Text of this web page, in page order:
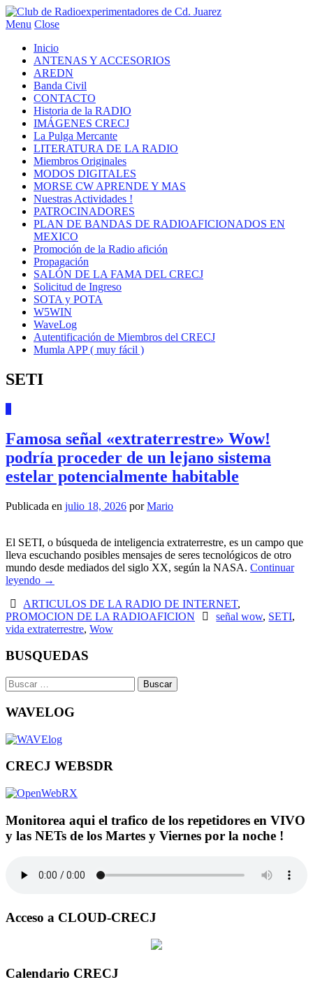
Menu Close
Inicio
ANTENAS Y ACCESORIOS
AREDN
Banda Civil
CONTACTO
Historia de la RADIO
IMÁGENES CRECJ
La Pulga Mercante
LITERATURA DE LA RADIO
Miembros Originales
MODOS DIGITALES
MORSE CW APRENDE Y MAS
Nuestras Actividades !
PATROCINADORES
PLAN DE BANDAS DE RADIOAFICIONADOS EN
MEXICO
Promoción de la Radio afición
Propagación
SALÓN DE LA FAMA DEL CRECJ
Solicitud de Ingreso
SOTA y POTA
W5WIN
WaveLog
Autentificación de Miembros del CRECJ
Mumla APP ( muy fácil )
SETI
Famosa señal «extraterrestre» Wow!
podría proceder de un lejano sistema
estelar potencialmente habitable
Publicada en julio 18, 2026 porMario
El SETI, o búsqueda de inteligencia extraterrestre, es un campo que
lleva escuchando posibles mensajes de seres tecnológicos de otro
mundo desde mediados del siglo XX, según la NASA. Continuar
leyendo →
ARTICULOS DE LA RADIO DE INTERNET,
PROMOCION DE LA RADIOAFICION
señal wow, SETI,
vida extraterrestre, Wow
BUSQUEDAS
Buscar:
WAVELOG
CRECJ WEBSDR
Monitorea aqui el trafico de los repetidores en VIVO
y las NETs de los Martes y Viernes por la noche !
Acceso a CLOUD-CRECJ
Calendario CRECJ